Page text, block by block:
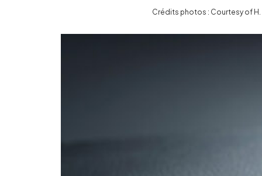
Crédits photos : Courtesy of H.